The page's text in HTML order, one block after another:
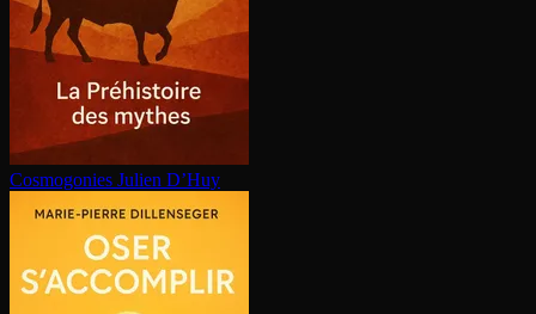
Cosmogonies Julien D’Huy